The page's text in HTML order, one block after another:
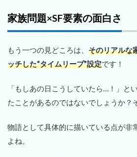
家族問題×SF要素の面白さ
もう一つの見どころは、 そのリアルな
ッチした“タイムリープ”設定です！
「もしあの日こうしていたら…！」と
たことがあるのではないでしょうか？
物語として具体的に描いている点が非
よね。